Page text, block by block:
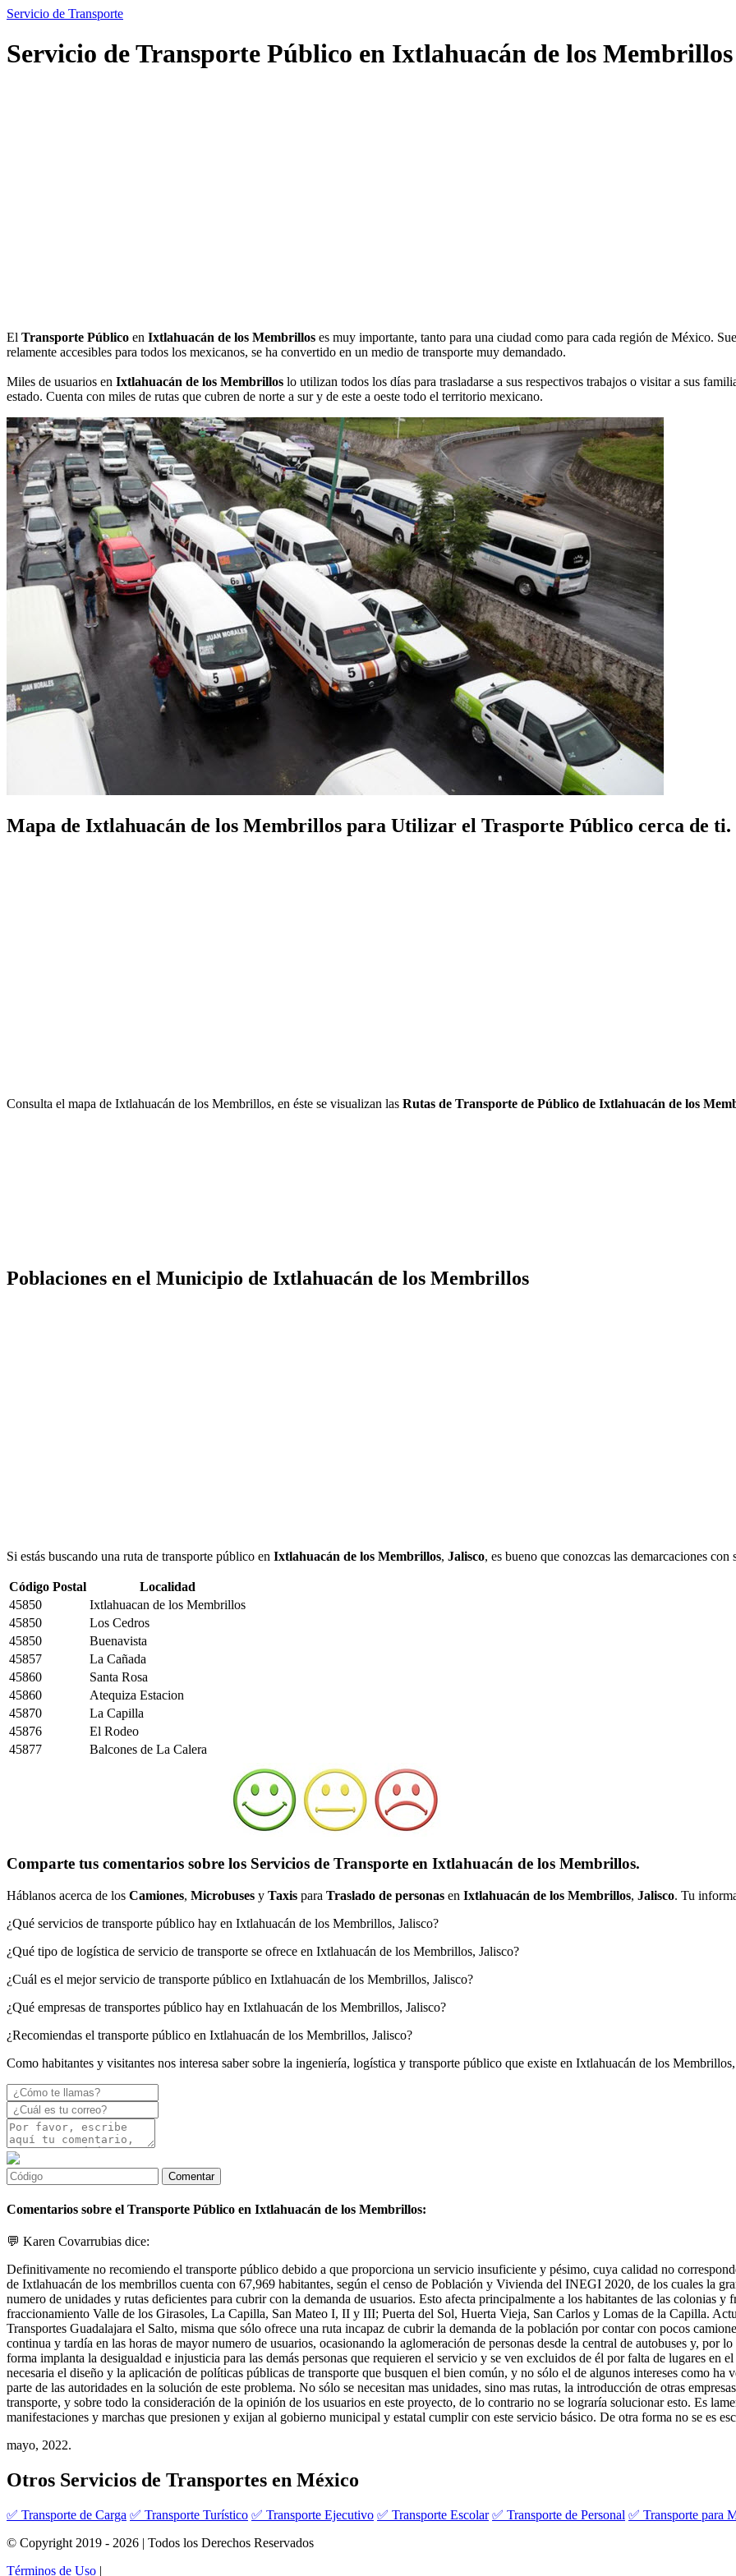
Servicio de Transporte
Servicio de Transporte Público en Ixtlahuacán de los Membrillos
El Transporte Público en Ixtlahuacán de los Membrillos es muy importante, tanto para una ciudad como para cada región de México.
relamente accesibles para todos los mexicanos, se ha convertido en un medio de transporte muy demandado.
Miles de usuarios en Ixtlahuacán de los Membrillos lo utilizan todos los días para trasladarse a sus respectivos trabajos o visitar a sus
estado. Cuenta con miles de rutas que cubren de norte a sur y de este a oeste todo el territorio mexicano.
Mapa de Ixtlahuacán de los Membrillos para Utilizar el Trasporte Público cerca de ti.
Consulta el mapa de Ixtlahuacán de los Membrillos, en éste se visualizan las Rutas de Transporte de Público de Ixtlahuacán de los
Poblaciones en el Municipio de Ixtlahuacán de los Membrillos
Si estás buscando una ruta de transporte público en Ixtlahuacán de los Membrillos, Jalisco, es bueno que conozcas las demarcaciones
Código Postal
Localidad
45850
Ixtlahuacan de los Membrillos
45850
Los Cedros
45850
Buenavista
45857
La Cañada
45860
Santa Rosa
45860
Atequiza Estacion
45870
La Capilla
45876
El Rodeo
45877
Balcones de La Calera
Comparte tus comentarios sobre los Servicios de Transporte en Ixtlahuacán de los Membrillos.
Háblanos acerca de los Camiones, Microbuses y Taxis para Traslado de personas en Ixtlahuacán de los Membrillos, Jalisco. Tu
¿Qué servicios de transporte público hay en Ixtlahuacán de los Membrillos, Jalisco?
¿Qué tipo de logística de servicio de transporte se ofrece en Ixtlahuacán de los Membrillos, Jalisco?
¿Cuál es el mejor servicio de transporte público en Ixtlahuacán de los Membrillos, Jalisco?
¿Qué empresas de transportes público hay en Ixtlahuacán de los Membrillos, Jalisco?
¿Recomiendas el transporte público en Ixtlahuacán de los Membrillos, Jalisco?
Como habitantes y visitantes nos interesa saber sobre la ingeniería, logística y transporte público que existe en Ixtlahuacán de los
Comentarios sobre el Transporte Público en Ixtlahuacán de los Membrillos:
💬 Karen Covarrubias dice:
Definitivamente no recomiendo el transporte público debido a que proporciona un servicio insuficiente y pésimo, cuya calidad no
de Ixtlahuacán de los membrillos cuenta con 67,969 habitantes, según el censo de Población y Vivienda del INEGI 2020, de los cuales la
numero de unidades y rutas deficientes para cubrir con la demanda de usuarios. Esto afecta principalmente a los habitantes de las colonias
fraccionamiento Valle de los Girasoles, La Capilla, San Mateo I, II y III; Puerta del Sol, Huerta Vieja, San Carlos y Lomas de la Capilla.
Transportes Guadalajara el Salto, misma que sólo ofrece una ruta incapaz de cubrir la demanda de la población por contar con pocos
continua y tardía en las horas de mayor numero de usuarios, ocasionando la aglomeración de personas desde la central de autobuses y, por
forma implanta la desigualdad e injusticia para las demás personas que requieren el servicio y se ven excluidos de él por falta de lugares en
necesaria el diseño y la aplicación de políticas públicas de transporte que busquen el bien común, y no sólo el de algunos intereses como ha
parte de las autoridades en la solución de este problema. No sólo se necesitan mas unidades, sino mas rutas, la introducción de otras
transporte, y sobre todo la consideración de la opinión de los usuarios en este proyecto, de lo contrario no se lograría solucionar esto. Es
manifestaciones y marchas que presionen y exijan al gobierno municipal y estatal cumplir con este servicio básico. De otra forma no se es
mayo, 2022.
Otros Servicios de Transportes en México
✅ Transporte de Carga ✅ Transporte Turístico ✅ Transporte Ejecutivo ✅ Transporte Escolar ✅ Transporte de Personal ✅ Transporte para
© Copyright 2019 - 2026 | Todos los Derechos Reservados
Términos de Uso |